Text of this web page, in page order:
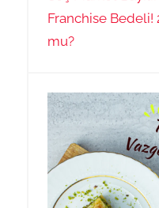
Franchise Bedeli!
mu?